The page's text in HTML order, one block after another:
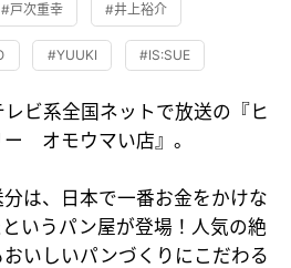
#戸次重幸 #井上裕介
#YUUKI #IS:SUE
ビ系全国ネットで放送の『ヒ
オモウマい店』。
は、日本で一番お金をかけな
いうパン屋が登場！人気の絶
いしいパンづくりにこだわる